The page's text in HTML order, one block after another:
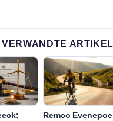
ARTIKEL
Remco